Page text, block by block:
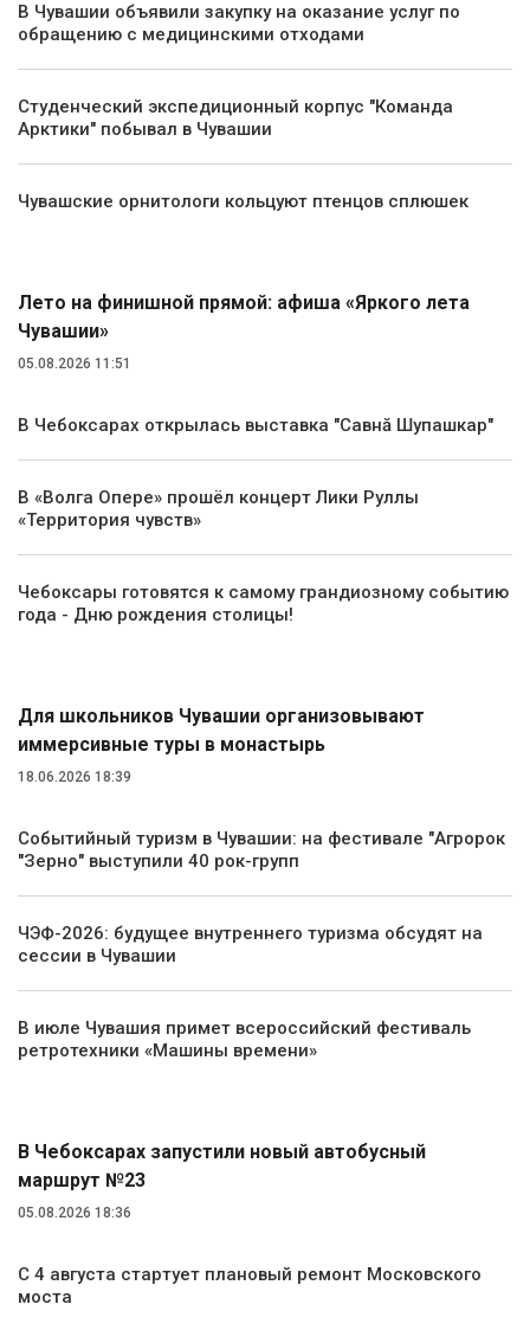
В Чувашии объявили закупку на оказание услуг по
обращению с медицинскими отходами
Студенческий экспедиционный корпус "Команда
Арктики" побывал в Чувашии
Чувашские орнитологи кольцуют птенцов сплюшек
Лето на финишной прямой: афиша «Яркого лета
Чувашии»
05.08.2026 11:51
В Чебоксарах открылась выставка "Савнă Шупашкар"
В «Волга Опере» прошёл концерт Лики Руллы
«Территория чувств»
Чебоксары готовятся к самому грандиозному событию
года - Дню рождения столицы!
Для школьников Чувашии организовывают
иммерсивные туры в монастырь
18.06.2026 18:39
Событийный туризм в Чувашии: на фестивале "Агророк
"Зерно" выступили 40 рок-групп
ЧЭФ-2026: будущее внутреннего туризма обсудят на
сессии в Чувашии
В июле Чувашия примет всероссийский фестиваль
ретротехники «Машины времени»
В Чебоксарах запустили новый автобусный
маршрут №23
05.08.2026 18:36
С 4 августа стартует плановый ремонт Московского
моста